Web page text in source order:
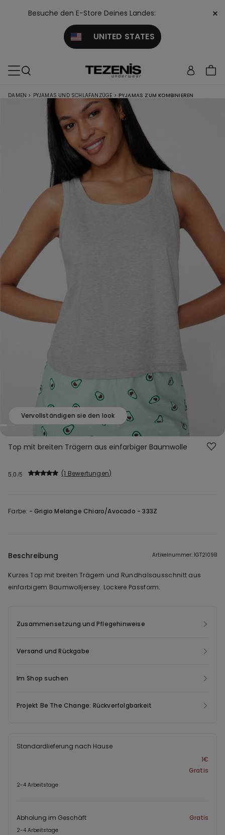
Besuche den E-Store Deines Landes:
UNITED STATES
×
DAMEN > PYJAMAS UND SCHLAFANZÜGE > PYJAMAS ZUM KOMBINIEREN
Vervollständigen sie den look
Top mit breiten Trägern aus einfarbiger Baumwolle
5,0 1 Bewertungen
Farbe: -Grigio Melange Chiaro/Avocado - 333Z
Beschreibung Artikelnummer: 1GT2109B
Kurzes Top mit breiten Trägern und Rundhalsausschnitt aus
einfarbigem Baumwolljersey. Lockere Passform.
Zusammensetzung und Pflegehinweise
Versand und Rückgabe
Im Shop suchen
Projekt Be The Change: Rückverfolgbarkeit
Standardlieferung nach Hause
1€
Gratis
2-4 Arbeitstage
Abholung im Geschäft Gratis
2-4 Arbeitstage